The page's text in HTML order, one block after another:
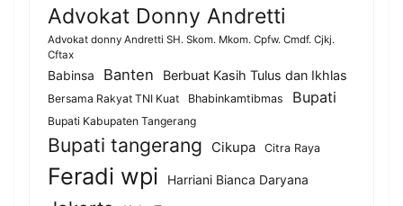
Advokat Donny Andretti
Advokat donny Andretti SH. Skom. Mkom. Cpfw. Cmdf. Cjkj.
Cftax
Babinsa Banten Berbuat Kasih Tulus dan Ikhlas
Bersama Rakyat TNI Kuat Bhabinkamtibmas Bupati
Bupati Kabupaten Tangerang
Bupati tangerang Cikupa Citra Raya
Feradi wpi Harriani Bianca Daryana